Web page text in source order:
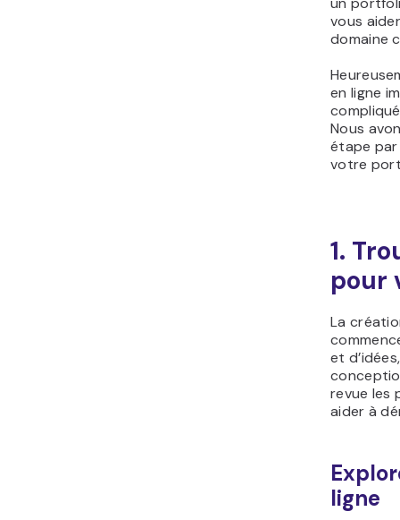
vous
domaine
en ligne
Nous
étape
votre
1.
pour
La
et
revue les
aider à
ligne